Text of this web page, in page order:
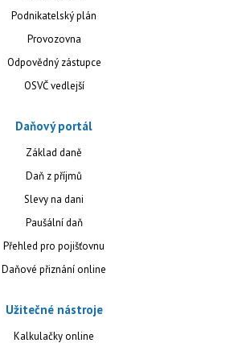
Podnikatelský plán
Provozovna
Odpovědný zástupce
OSVČ vedlejší
Daňový portál
Základ daně
Daň z příjmů
Slevy na dani
Paušální daň
Přehled pro pojišťovnu
Daňové přiznání online
Užitečné nástroje
Kalkulačky online